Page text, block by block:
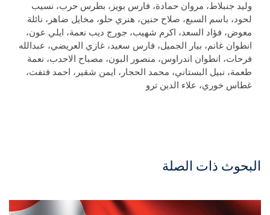
وليد جنبلاط، مروان حمادة، فارس بويز، بطرس حرب، نسيب
لحود، باسم السبع، صلاح حنين، هنري حلو، مخايل ضاهر، نائلة
معوض، فؤاد السعد، اكرم شهيب، جورج ديب نعمة، ايلي عون،
انطوان غانم، بيار الجميل، فارس سعيد، غازي العريضي، عبدالله
فرحات، انطوان اندراوس، منصور البون، مصباح الاحدب، نعمة
طعمة، نبيل البستاني، محمد الحجار، ايمن شقير، احمد فتفت،
غطاس خوري، علاء الدين ترو
البحوث ذات الصلة